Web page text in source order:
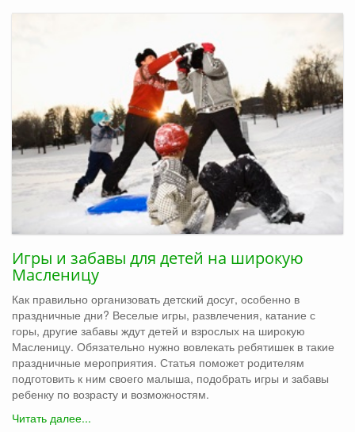
Игры и забавы для детей на широкую
Масленицу
Как правильно организовать детский досуг, особенно в
праздничные дни? Веселые игры, развлечения, катание с
горы, другие забавы ждут детей и взрослых на широкую
Масленицу. Обязательно нужно вовлекать ребятишек в такие
праздничные мероприятия. Статья поможет родителям
подготовить к ним своего малыша, подобрать игры и забавы
ребенку по возрасту и возможностям.
Читать далее...